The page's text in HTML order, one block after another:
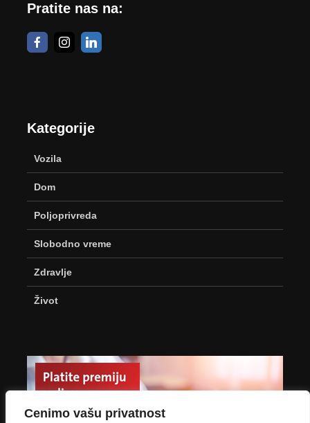
Cenimo vašu privatnost
Pratite nas na:
Kategorije
Vozila
Dom
Poljoprivreda
Slobodno vreme
Zdravlje
Život